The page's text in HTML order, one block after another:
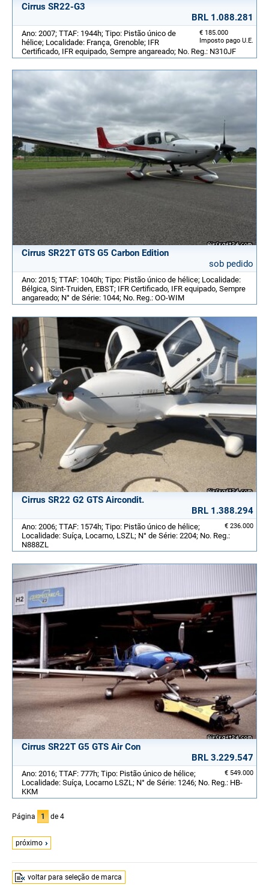
Cirrus SR22-G3
BRL 1.088.281
€ 185.000
Imposto pago U.E.
Ano: 2007; TTAF: 1944h; Tipo: Pistão único de
hélice; Localidade: França, Grenoble; IFR
Certificado, IFR equipado, Sempre angareado; No. Reg.: N310JF
Cirrus SR22T GTS G5 Carbon Edition
sob pedido
Ano: 2015; TTAF: 1040h; Tipo: Pistão único de hélice; Localidade:
Bélgica, Sint-Truiden, EBST; IFR Certificado, IFR equipado, Sempre
angareado; N° de Série: 1044; No. Reg.: OO-WIM
Cirrus SR22 G2 GTS Aircondit.
BRL 1.388.294
€ 236.000
Ano: 2006; TTAF: 1574h; Tipo: Pistão único de hélice;
Localidade: Suíça, Locarno, LSZL; N° de Série: 2204; No. Reg.:
N888ZL
Cirrus SR22T G5 GTS Air Con
BRL 3.229.547
€ 549.000
Ano: 2016; TTAF: 777h; Tipo: Pistão único de hélice;
Localidade: Suíça, Locarno LSZL; N° de Série: 1246; No. Reg.: HB-
KKM
Página 1 de 4
próximo
voltar para seleção de marca